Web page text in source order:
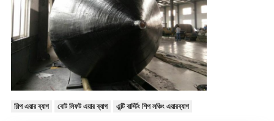
শিল্প এয়ার ব্যাগ বোট লিফট এয়ার ব্যাগ এন্টি বার্স্টিং শিপ লঞ্চিং এয়ারব্যাগ